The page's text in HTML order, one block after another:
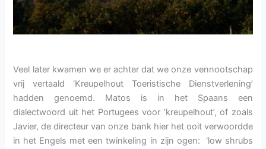
Veel later kwamen we er achter dat we onze vennootschap
vrij vertaald ‘Kreupelhout Toeristische Dienstverlening’
hadden genoemd. Matos is in het Spaans een
dialectwoord uit het Portugees voor ‘kreupelhout’, of zoals
Javier, de directeur van onze bank hier het ooit verwoordde
in het Engels met een twinkeling in zijn ogen: ‘low shrubs